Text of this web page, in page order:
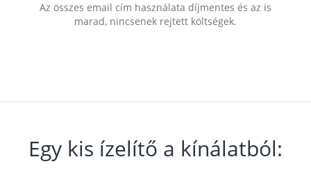
Az összes email cím használata díjmentes és az is
marad, nincsenek rejtett költségek.
Egy kis ízelítő a kínálatból: